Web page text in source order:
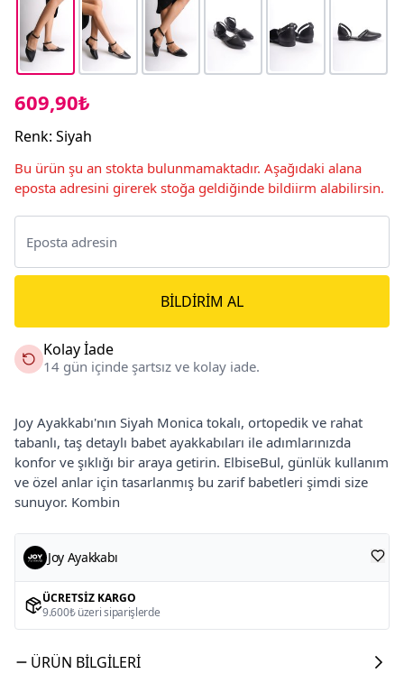
609,90₺
Renk: Siyah
Bu ürün şu an stokta bulunmamaktadır. Aşağıdaki alana
eposta adresini girerek stoğa geldiğinde bildiirm alabilirsin.
BILDIRIM AL
Kolay İade
14 gün içinde şartsız ve kolay iade.
Joy Ayakkabı'nın Siyah Monica tokalı, ortopedik ve rahat
tabanlı, taş detaylı babet ayakkabıları ile adımlarınızda
konfor ve şıklığı bir araya getirin. ElbiseBul, günlük kullanım
ve özel anlar için tasarlanmış bu zarif babetleri şimdi size
sunuyor. Kombin
Joy Ayakkabı
ÜCRETSIZ KARGO
9.600₺ üzeri siparişlerde
ÜRÜN BILGILERI